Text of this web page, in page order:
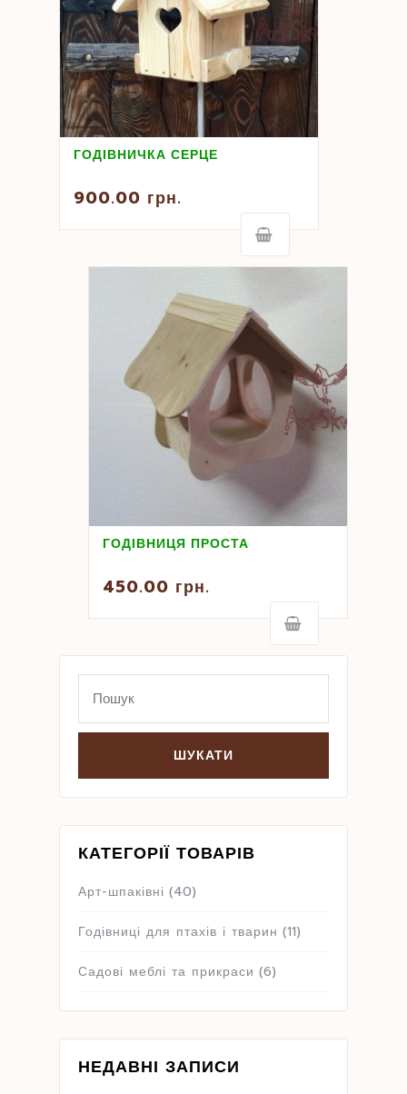
ГОДІВНИЧКА СЕРЦЕ
900.00 грн.
ГОДІВНИЦЯ ПРОСТА
450.00 грн.
for:
КАТЕГОРІЇ ТОВАРІВ
Арт-шпаківні (40)
Годівниці для птахів і тварин (11)
Садові меблі та прикраси (6)
НЕДАВНІ ЗАПИСИ